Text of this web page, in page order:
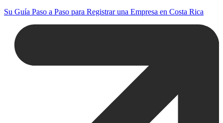
Su Guía Paso a Paso para Registrar una Empresa en Costa Rica